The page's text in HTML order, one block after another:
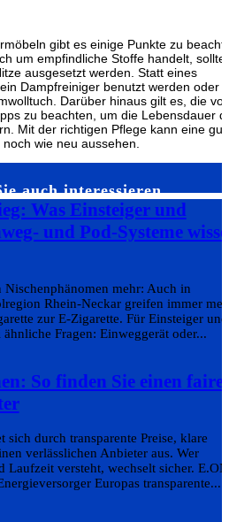
gibt es einige Punkte zu
um empfindliche Stoffe handelt,
ausgesetzt werden. Statt eines
Dampfreiniger benutzt werden oder
Darüber hinaus gilt es, die
zu beachten, um die Lebensdauer
Mit der richtigen Pflege kann eine
wie neu aussehen.
auch interessieren…
Was Einsteiger und
und Pod-Systeme
mehr: Auch in
Rhein-Neckar greifen immer
zur E-Zigarette. Für Einsteiger und
Fragen: Einweggerät oder...
So finden Sie einen
durch transparente Preise, klare
verlässlichen Anbieter aus. Wer
versteht, wechselt sicher. E.ON
Europas transparente...